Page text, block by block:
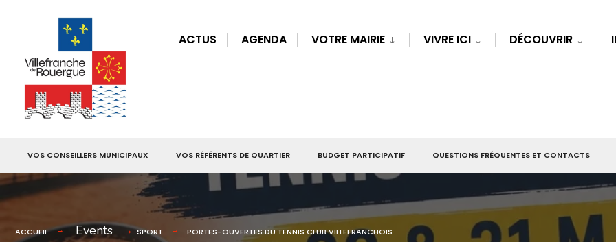
ACTUS AGENDA VOTRE MAIRIE VIVRE ICI DÉCOUVRIR
VOS CONSEILLERS MUNICIPAUX VOS RÉFÉRENTS DE QUARTIER BUDGET PARTICIPATIF QUESTIONS FRÉQUENTES ET CONTACTS
ACCUEIL Events SPORT PORTES-OUVERTES DU TENNIS CLUB VILLEFRANCHOIS